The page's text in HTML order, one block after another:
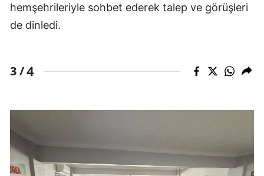
hemşehrileriyle sohbet ederek talep ve görüşleri
de dinledi.
3 /4